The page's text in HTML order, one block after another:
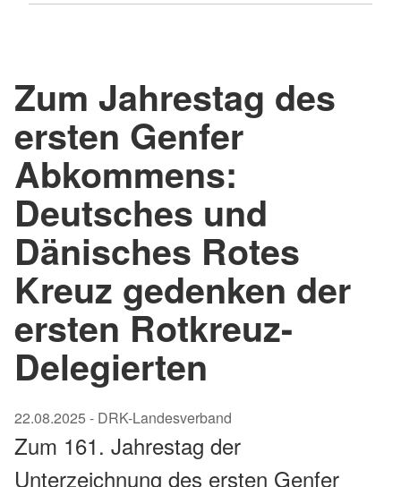
Zum Jahrestag des
ersten Genfer
Abkommens:
Deutsches und
Dänisches Rotes
Kreuz gedenken der
ersten Rotkreuz-
Delegierten
22.08.2025 - DRK-Landesverband
Zum 161. Jahrestag der
Unterzeichnung des ersten Genfer